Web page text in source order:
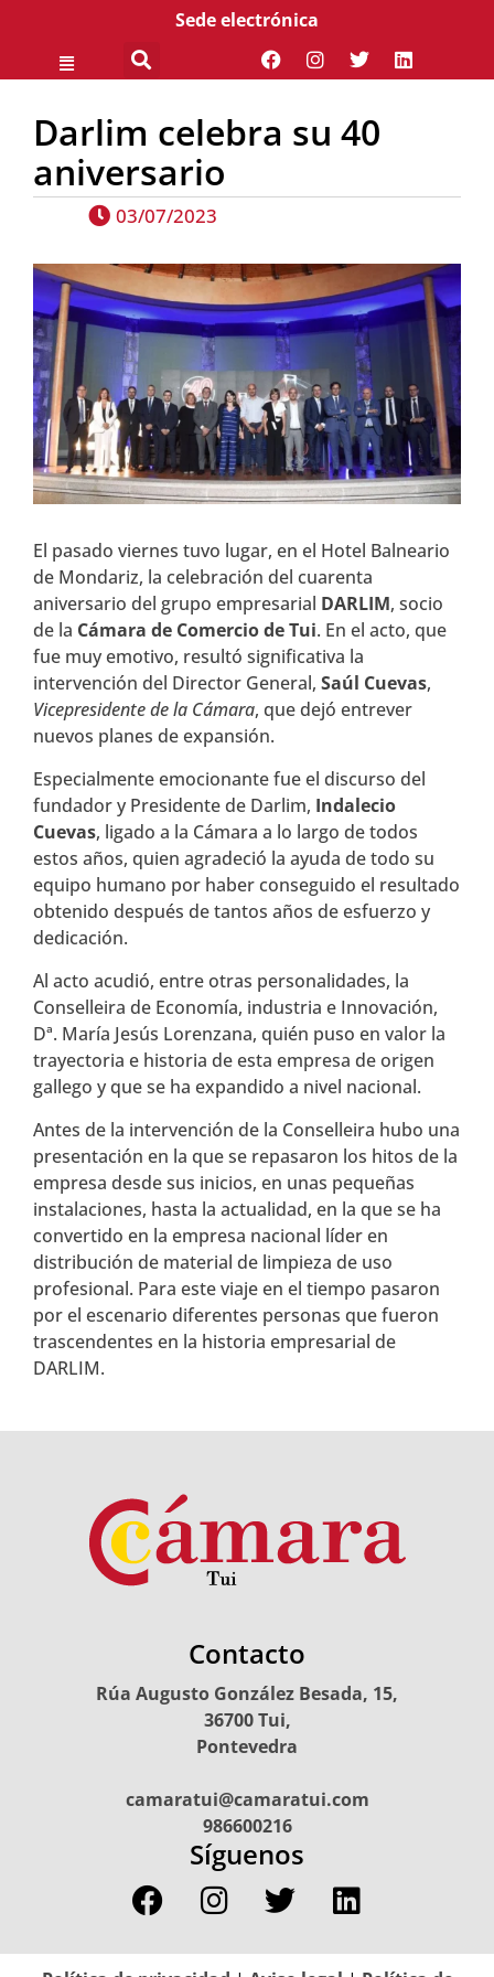
Sede electrónica
Darlim celebra su 40
aniversario
03/07/2023
El pasado viernes tuvo lugar, en el Hotel Balneario
de Mondariz, la celebración del cuarenta
aniversario del grupo empresarial DARLIM, socio
de la Cámara de Comercio de Tui. En el acto, que
fue muy emotivo, resultó significativa la
intervención del Director General, Saúl Cuevas,
Vicepresidente de la Cámara, que dejó entrever
nuevos planes de expansión.
Especialmente emocionante fue el discurso del
fundador y Presidente de Darlim, Indalecio
Cuevas, ligado a la Cámara a lo largo de todos
estos años, quien agradeció la ayuda de todo su
equipo humano por haber conseguido el resultado
obtenido después de tantos años de esfuerzo y
dedicación.
Al acto acudió, entre otras personalidades, la
Conselleira de Economía, industria e Innovación,
Dª. María Jesús Lorenzana, quién puso en valor la
trayectoria e historia de esta empresa de origen
gallego y que se ha expandido a nivel nacional.
Antes de la intervención de la Conselleira hubo una
presentación en la que se repasaron los hitos de la
empresa desde sus inicios, en unas pequeñas
instalaciones, hasta la actualidad, en la que se ha
convertido en la empresa nacional líder en
distribución de material de limpieza de uso
profesional. Para este viaje en el tiempo pasaron
por el escenario diferentes personas que fueron
trascendentes en la historia empresarial de
DARLIM.
Contacto
Rúa Augusto González Besada, 15,
36700 Tui,
Pontevedra
camaratui@camaratui.com
986600216
Síguenos